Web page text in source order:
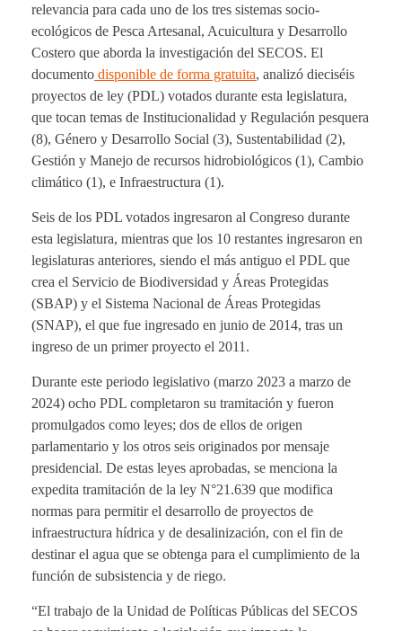
relevancia para cada uno de los tres sistemas socio-
ecológicos de Pesca Artesanal, Acuicultura y Desarrollo
Costero que aborda la investigación del SECOS. El
documento disponible de forma gratuita, analizó dieciséis
proyectos de ley (PDL) votados durante esta legislatura,
que tocan temas de Institucionalidad y Regulación pesquera
(8), Género y Desarrollo Social (3), Sustentabilidad (2),
Gestión y Manejo de recursos hidrobiológicos (1), Cambio
climático (1), e Infraestructura (1).
Seis de los PDL votados ingresaron al Congreso durante
esta legislatura, mientras que los 10 restantes ingresaron en
legislaturas anteriores, siendo el más antiguo el PDL que
crea el Servicio de Biodiversidad y Áreas Protegidas
(SBAP) y el Sistema Nacional de Áreas Protegidas
(SNAP), el que fue ingresado en junio de 2014, tras un
ingreso de un primer proyecto el 2011.
Durante este periodo legislativo (marzo 2023 a marzo de
2024) ocho PDL completaron su tramitación y fueron
promulgados como leyes; dos de ellos de origen
parlamentario y los otros seis originados por mensaje
presidencial. De estas leyes aprobadas, se menciona la
expedita tramitación de la ley N°21.639 que modifica
normas para permitir el desarrollo de proyectos de
infraestructura hídrica y de desalinización, con el fin de
destinar el agua que se obtenga para el cumplimiento de la
función de subsistencia y de riego.
“El trabajo de la Unidad de Políticas Públicas del SECOS